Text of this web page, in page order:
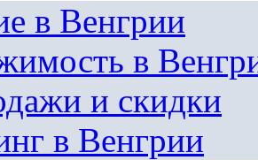
в Венгрии
в
и скидки
в Венгрии